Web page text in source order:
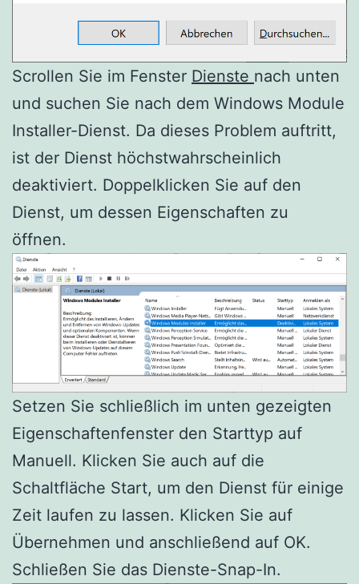
Scrollen Sie im Fenster Dienste nach unten
und suchen Sie nach dem Windows Module
Installer-Dienst. Da dieses Problem auftritt,
ist der Dienst höchstwahrscheinlich
deaktiviert. Doppelklicken Sie auf den
Dienst, um dessen Eigenschaften zu
öffnen.
Setzen Sie schließlich im unten gezeigten
Eigenschaftenfenster den Starttyp auf
Manuell. Klicken Sie auch auf die
Schaltfläche Start, um den Dienst für einige
Zeit laufen zu lassen. Klicken Sie auf
Übernehmen und anschließend auf OK.
Schließen Sie das Dienste-Snap-In.